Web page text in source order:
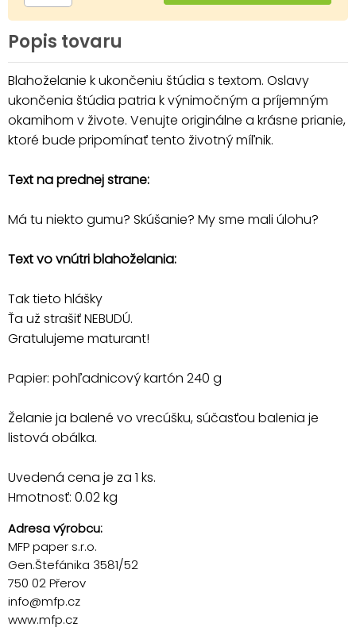
Popis tovaru
Blahoželanie k ukončeniu štúdia s textom. Oslavy
ukončenia štúdia patria k výnimočným a príjemným
okamihom v živote. Venujte originálne a krásne prianie,
ktoré bude pripomínať tento životný míľnik.
Text na prednej strane:
Má tu niekto gumu? Skúšanie? My sme mali úlohu?
Text vo vnútri blahoželania:
Tak tieto hlášky
Ťa už strašiť NEBUDÚ.
Gratulujeme maturant!
Papier: pohľadnicový kartón 240 g
Želanie ja balené vo vrecúšku, súčasťou balenia je
listová obálka.
Uvedená cena je za 1 ks.
Hmotnosť: 0.02 kg
Adresa výrobcu:
MFP paper s.r.o.
Gen.Štefánika 3581/52
750 02 Přerov
info@mfp.cz
www.mfp.cz